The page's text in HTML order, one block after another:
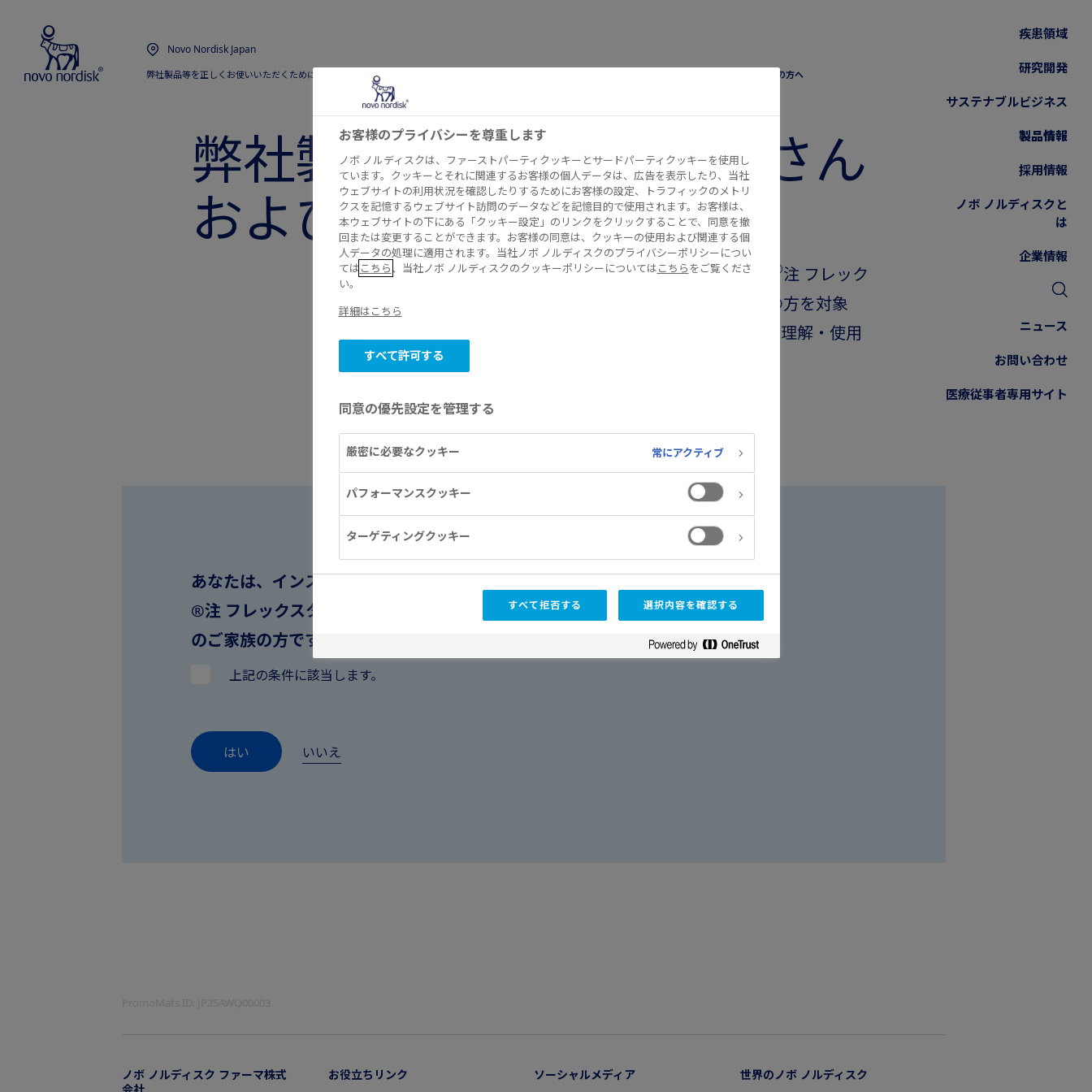
Novo Nordisk Japan
弊社製品等を正しくお使いいただくために アウィクリ®注 フレックスタッチ®をお使いの皆さま 弊社製品をお使いの患者さんおよびそのご家族の方へ
疾患領域
研究開発
サステナブルビジネス
製品情報
採用情報
ノボ ノルディスクと
は
企業情報
ニュース
お問い合わせ
医療従事者専用サイト
弊社製品をお使いの患者さん
およびそのご家族の方へ
こちらのページは、弊社製品であるアウィクリ ®注 フレック
を処方された患者さんおよびご家族の方を対象
を正しく理解・使用
していただくための情報提供ページです。
あなたは、インスリン療法が適応となる糖尿病でアウィクリ
®注 フレックスタッチ®を処方された患者さん、もしくはそ
のご家族の方ですか？
上記の条件に該当します。
はい いいえ
ノボ ノルディスク ファーマ株式
お役立ちリンク ソーシャルメディア 世界のノボ ノルディスク
お客様のプライバシーを尊重します
ノボ ノルディスクは、ファーストパーティクッキーとサードパーティクッキーを使用し
ています。クッキーとそれに関連するお客様の個人データは、広告を表示したり、当社
ウェブサイトの利用状況を確認したりするためにお客様の設定、トラフィックのメトリ
クスを記憶するウェブサイト訪問のデータなどを記憶目的で使用されます。お客様は、
本ウェブサイトの下にある「クッキー設定」のリンクをクリックすることで、同意を撤
回または変更することができます。お客様の同意は、クッキーの使用および関連する個
人データの処理に適用されます。当社ノボ ノルディスクのプライバシーポリシーについ
ては こちら 、当社ノボ ノルディスクのクッキーポリシーについてはこちら をご覧くださ
い。
詳細はこちら
すべて許可する
同意の優先設定を管理する
厳密に必要なクッキー 常にアクティブ
パフォーマンスクッキー
ターゲティングクッキー
すべて拒否する 選択内容を確認する